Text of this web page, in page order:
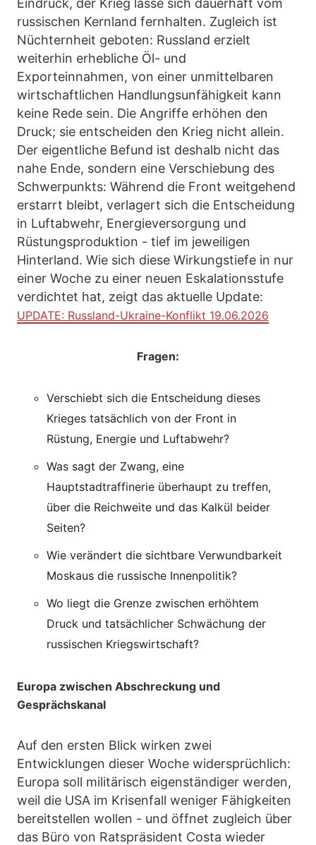
Eindruck, der Krieg lasse sich dauerhaft vom
russischen Kernland fernhalten. Zugleich ist
Nüchternheit geboten: Russland erzielt
weiterhin erhebliche Öl- und
Exporteinnahmen, von einer unmittelbaren
wirtschaftlichen Handlungsunfähigkeit kann
keine Rede sein. Die Angriffe erhöhen den
Druck; sie entscheiden den Krieg nicht allein.
Der eigentliche Befund ist deshalb nicht das
nahe Ende, sondern eine Verschiebung des
Schwerpunkts: Während die Front weitgehend
erstarrt bleibt, verlagert sich die Entscheidung
in Luftabwehr, Energieversorgung und
Rüstungsproduktion - tief im jeweiligen
Hinterland. Wie sich diese Wirkungstiefe in nur
einer Woche zu einer neuen Eskalationsstufe
verdichtet hat, zeigt das aktuelle Update:
UPDATE: Russland-Ukraine-Konflikt 19.06.2026
Fragen:
Verschiebt sich die Entscheidung dieses
Krieges tatsächlich von der Front in
Rüstung, Energie und Luftabwehr?
Was sagt der Zwang, eine
Hauptstadtraffinerie überhaupt zu treffen,
über die Reichweite und das Kalkül beider
Seiten?
Wie verändert die sichtbare Verwundbarkeit
Moskaus die russische Innenpolitik?
Wo liegt die Grenze zwischen erhöhtem
Druck und tatsächlicher Schwächung der
russischen Kriegswirtschaft?
Europa zwischen Abschreckung und
Gesprächskanal
Auf den ersten Blick wirken zwei
Entwicklungen dieser Woche widersprüchlich:
Europa soll militärisch eigenständiger werden,
weil die USA im Krisenfall weniger Fähigkeiten
bereitstellen wollen - und öffnet zugleich über
das Büro von Ratspräsident Costa wieder